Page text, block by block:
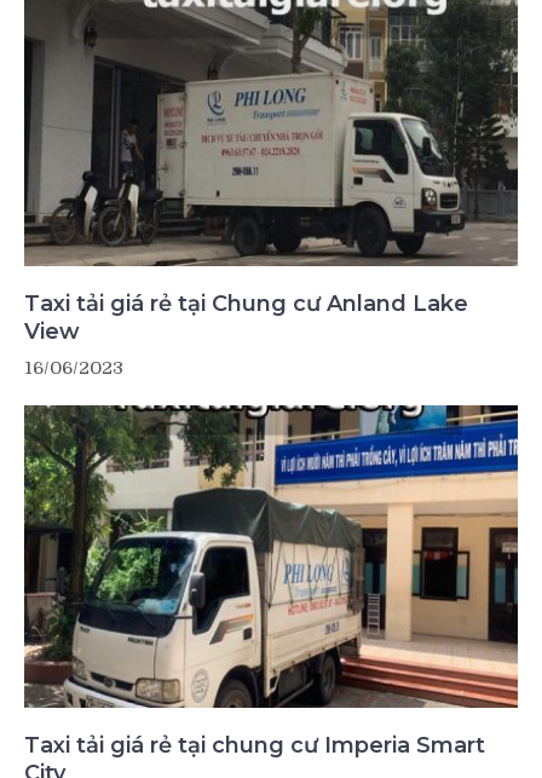
Taxi tải giá rẻ tại Chung cư Anland Lake
View
16/06/2023
Taxi tải giá rẻ tại chung cư Imperia Smart